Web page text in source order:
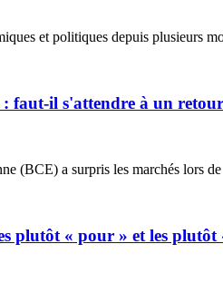
et politiques depuis plusieurs
faut-il s'attendre à un
(BCE) a surpris les marchés lors
plutôt « pour » et les